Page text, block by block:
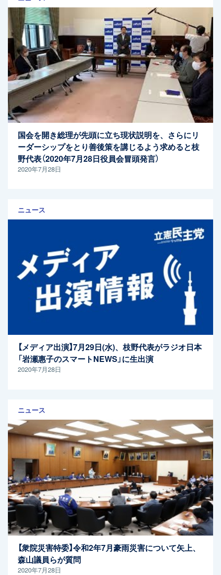
国会を開き総理が先頭に立ち現状説明を、さらにリ
ーダーシップをとり善後策を講じるよう求めると枝
野代表（2020年7月28日役員会冒頭発言）
2020年7月28日
ニュース
【メディア出演】7月29日(水)、枝野代表がラジオ日本
「岩瀬惠子のスマートNEWS」に生出演
2020年7月28日
ニュース
【衆院災害特委】令和2年7月豪雨災害について矢上、
森山議員らが質問
2020年7月28日